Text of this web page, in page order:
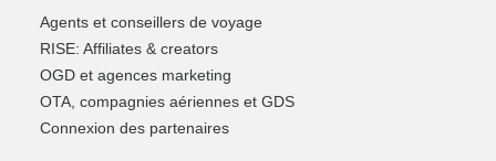
Agents et conseillers de voyage
RISE: Affiliates & creators
OGD et agences marketing
OTA, compagnies aériennes et GDS
Connexion des partenaires